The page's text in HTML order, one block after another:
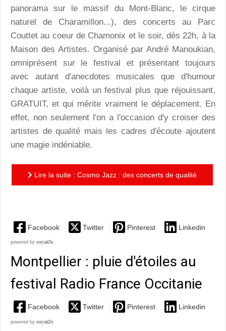
panorama sur le massif du Mont-Blanc, le cirque
naturel de Charamillon...), des concerts au Parc
Couttet au coeur de Chamonix et le soir, dès 22h, à la
Maison des Artistes. Organisé par André Manoukian,
omniprésent sur le festival et présentant toujours
avec autant d'anecdotes musicales que d'humour
chaque artiste, voilà un festival plus que réjouissant,
GRATUIT, et qui mérite vraiment le déplacement. En
effet, non seulement l'on a l'occasion d'y croiser des
artistes de qualité mais les cadres d'écoute ajoutent
une magie indéniable.
Lire la suite : Cosmo Jazz : des concerts de qualité
Facebook Twitter Pinterest Linkedin
powered by social2s
Montpellier : pluie d'étoiles au
festival Radio France Occitanie
Facebook Twitter Pinterest Linkedin
powered by social2s